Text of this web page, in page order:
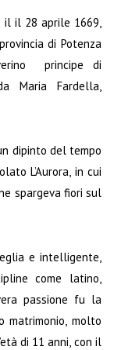
il il 28 aprile 1669,
di Potenza
principe di
Maria Fardella,
dipinto del tempo
L’Aurora, in cui
spargeva fiori sul
e intelligente,
come latino,
passione fu la
matrimonio, molto
di 11 anni, con il